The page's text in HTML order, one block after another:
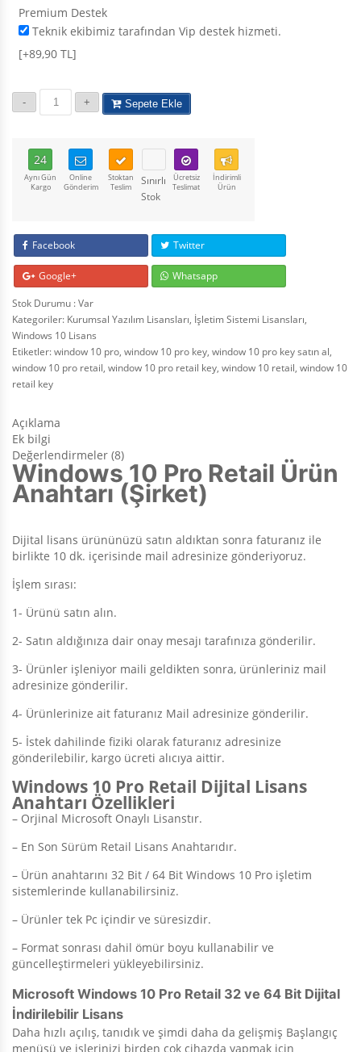
Premium Destek
Teknik ekibimiz tarafından Vip destek hizmeti.
[+89,90 TL]
Sepete Ekle
24
Aynı Gün
Kargo
Online
Gönderim
Stoktan
Teslim
Sınırlı
Stok
Ücretsiz
Teslimat
İndirimli
Ürün
Facebook Twitter
Google+
Whatsapp
Stok Durumu : Var
Kategoriler: Kurumsal Yazılım Lisansları, İşletim Sistemi Lisansları,
Windows 10 Lisans
Etiketler:window 10 pro, window 10 pro key, window 10 pro key satın al,
window 10 pro retail, window 10 pro retail key, window 10 retail, window 10
retail key
Açıklama
Ek bilgi
Değerlendirmeler (8)
Windows 10 Pro Retail Ürün
Anahtarı (Şirket)
Dijital lisans ürününüzü satın aldıktan sonra faturanız ile
birlikte 10 dk. içerisinde mail adresinize gönderiyoruz.
İşlem sırası:
1- Ürünü satın alın.
2- Satın aldığınıza dair onay mesajı tarafınıza gönderilir.
3- Ürünler işleniyor maili geldikten sonra, ürünleriniz mail
adresinize gönderilir.
4- Ürünlerinize ait faturanız Mail adresinize gönderilir.
5- İstek dahilinde fiziki olarak faturanız adresinize
gönderilebilir, kargo ücreti alıcıya aittir.
Windows 10 Pro Retail Dijital Lisans
Anahtarı Özellikleri
– Orjinal Microsoft Onaylı Lisanstır.
– En Son Sürüm Retail Lisans Anahtarıdır.
– Ürün anahtarını 32 Bit / 64 Bit Windows 10 Pro işletim
sistemlerinde kullanabilirsiniz.
– Ürünler tek Pc içindir ve süresizdir.
– Format sonrası dahil ömür boyu kullanabilir ve
güncelleştirmeleri yükleyebilirsiniz.
Microsoft Windows 10 Pro Retail 32 ve 64 Bit Dijital
İndirilebilir Lisans
Daha hızlı açılış, tanıdık ve şimdi daha da gelişmiş Başlangıç
menüsü ve işlerinizi birden çok cihazda yapmak için